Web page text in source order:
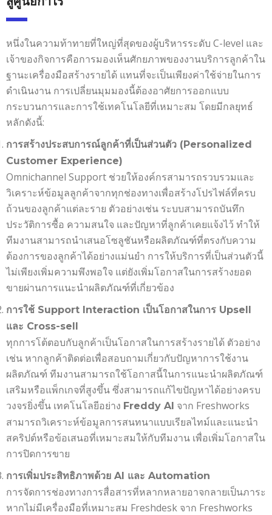
หนึ่งในความท้าทายที่ใหญ่ที่สุดของผู้บริหารระดับ C-level และ
เจ้าของกิจการคือการมองเห็นศักยภาพของงานบริการลูกค้าใน
ฐานะเครื่องมือสร้างรายได้ แทนที่จะเป็นเพียงค่าใช้จ่ายในการ
ดำเนินงาน การเปลี่ยนมุมมองนี้ต้องอาศัยการออกแบบ
กระบวนการและการใช้เทคโนโลยีที่เหมาะสม โดยมีกลยุทธ์
หลักดังนี้:
การสร้างประสบการณ์ลูกค้าที่เป็นส่วนตัว (Personalized
Customer Experience)
Omnichannel Support ช่วยให้องค์กรสามารถรวบรวมและ
วิเคราะห์ข้อมูลลูกค้าจากทุกช่องทางเพื่อสร้างโปรไฟล์ที่ครบ
ถ้วนของลูกค้าแต่ละราย ตัวอย่างเช่น ระบบสามารถบันทึก
ประวัติการซื้อ ความสนใจ และปัญหาที่ลูกค้าเคยแจ้งไว้ ทำให้
ทีมงานสามารถนำเสนอโซลูชันหรือผลิตภัณฑ์ที่ตรงกับความ
ต้องการของลูกค้าได้อย่างแม่นยำ การให้บริการที่เป็นส่วนตัวนี้
ไม่เพียงเพิ่มความพึงพอใจ แต่ยังเพิ่มโอกาสในการสร้างยอด
ขายผ่านการแนะนำผลิตภัณฑ์ที่เกี่ยวข้อง
การใช้ Support Interaction เป็นโอกาสในการ Upsell
และ Cross-sell
ทุกการโต้ตอบกับลูกค้าเป็นโอกาสในการสร้างรายได้ ตัวอย่าง
เช่น หากลูกค้าติดต่อเพื่อสอบถามเกี่ยวกับปัญหาการใช้งาน
ผลิตภัณฑ์ ทีมงานสามารถใช้โอกาสนี้ในการแนะนำผลิตภัณฑ์
เสริมหรือแพ็กเกจที่สูงขึ้น ซึ่งสามารถแก้ไขปัญหาได้อย่างครบ
วงจรยิ่งขึ้น เทคโนโลยีอย่าง Freddy AI จาก Freshworks
สามารถวิเคราะห์ข้อมูลการสนทนาแบบเรียลไทม์และแนะนำ
สคริปต์หรือข้อเสนอที่เหมาะสมให้กับทีมงาน เพื่อเพิ่มโอกาสใน
การปิดการขาย
การเพิ่มประสิทธิภาพด้วย AI และ Automation
การจัดการช่องทางการสื่อสารที่หลากหลายอาจกลายเป็นภาระ
หากไม่มีเครื่องมือที่เหมาะสม Freshdesk จาก Freshworks